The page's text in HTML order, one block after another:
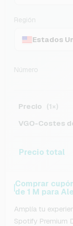
Región
Estados
Número
Precio (1×)
VGO-Costes
Precio total
Comprar
de 1 M para
Amplía tu
Spotify Premium